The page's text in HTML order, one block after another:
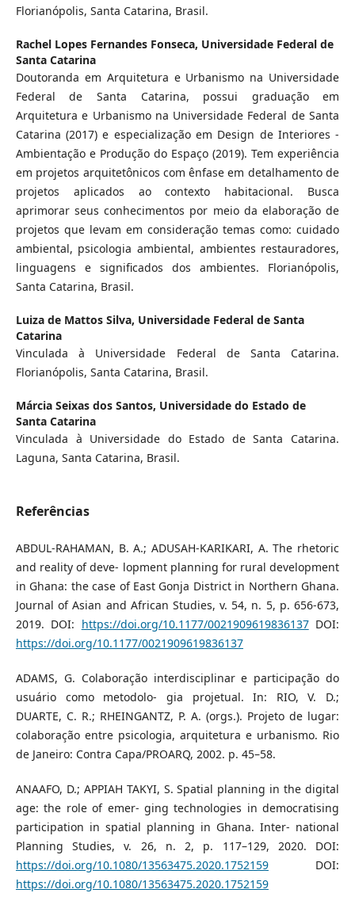
Florianópolis, Santa Catarina, Brasil.
Rachel Lopes Fernandes Fonseca, Universidade Federal de
Santa Catarina
Doutoranda em Arquitetura e Urbanismo na Universidade
Federal de Santa Catarina, possui graduação em
Arquitetura e Urbanismo na Universidade Federal de Santa
Catarina (2017) e especialização em Design de Interiores -
Ambientação e Produção do Espaço (2019). Tem experiência
em projetos arquitetônicos com ênfase em detalhamento de
projetos aplicados ao contexto habitacional. Busca
aprimorar seus conhecimentos por meio da elaboração de
projetos que levam em consideração temas como: cuidado
ambiental, psicologia ambiental, ambientes restauradores,
linguagens e significados dos ambientes. Florianópolis,
Santa Catarina, Brasil.
Luiza de Mattos Silva, Universidade Federal de Santa
Catarina
Vinculada à Universidade Federal de Santa Catarina.
Florianópolis, Santa Catarina, Brasil.
Márcia Seixas dos Santos, Universidade do Estado de
Santa Catarina
Vinculada à Universidade do Estado de Santa Catarina.
Laguna, Santa Catarina, Brasil.
Referências
ABDUL-RAHAMAN, B. A.; ADUSAH-KARIKARI, A. The rhetoric
and reality of deve- lopment planning for rural development
in Ghana: the case of East Gonja District in Northern Ghana.
Journal of Asian and African Studies, v. 54, n. 5, p. 656-673,
2019. DOI: https://doi.org/10.1177/0021909619836137DOI:
https://doi.org/10.1177/0021909619836137
ADAMS, G. Colaboração interdisciplinar e participação do
usuário como metodolo- gia projetual. In: RIO, V. D.;
DUARTE, C. R.; RHEINGANTZ, P. A. (orgs.). Projeto de lugar:
colaboração entre psicologia, arquitetura e urbanismo. Rio
de Janeiro: Contra Capa/PROARQ, 2002. p. 45–58.
ANAAFO, D.; APPIAH TAKYI, S. Spatial planning in the digital
age: the role of emer- ging technologies in democratising
participation in spatial planning in Ghana. Inter- national
Planning Studies, v. 26, n. 2, p. 117–129, 2020. DOI:
https://doi.org/10.1080/13563475.2020.1752159DOI:
https://doi.org/10.1080/13563475.2020.1752159